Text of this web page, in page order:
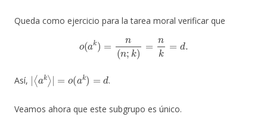
Queda como ejercicio para la tarea moral verificar que
o( n(n k=
Así,
| ⟨ ak ⟩ (a k)
.
Veamos ahora que este subgrupo es único.